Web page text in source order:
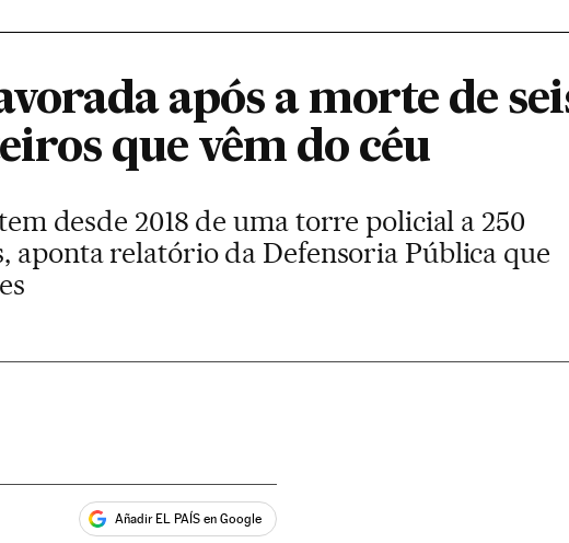
após a morte de
que vêm do céu
desde 2018 de uma torre policial a 250
relatório da Defensoria Pública que
Añadir EL PAÍS en Google